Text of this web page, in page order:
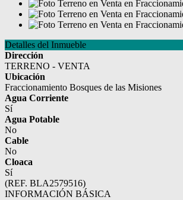
Detalles del Inmueble
Dirección
TERRENO - VENTA
Ubicación
Fraccionamiento Bosques de las Misiones
Agua Corriente
Sí
Agua Potable
No
Cable
No
Cloaca
Sí
(REF. BLA2579516)
INFORMACIÓN BÁSICA